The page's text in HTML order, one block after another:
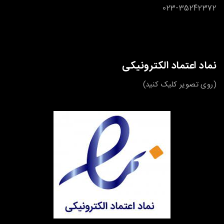
023-35242372
نماد اعتماد الکترونیکی
(روی تصویر کلیک کنید)